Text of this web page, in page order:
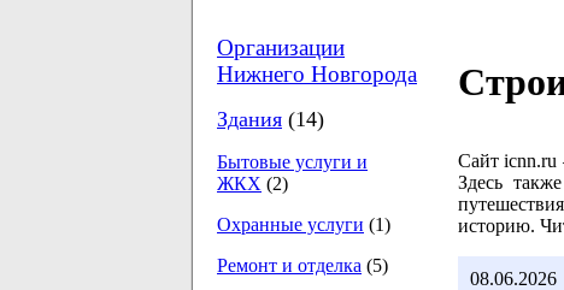
Организации
Нижнего Новгорода
Здания (14)
Бытовые услуги и
ЖКХ (2)
Охранные услуги (1)
Ремонт и отделка (5)
Сайт icnn.ru
Здесь
историю.
08.06.2026